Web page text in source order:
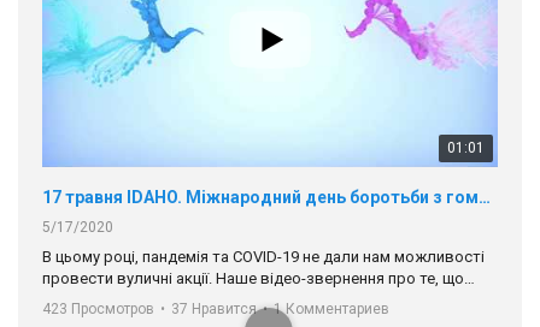
01:01
17 травня IDAHO. Міжнародний день боротьби з гомофобією трансфобією і біфобія.
5/17/2020
В цьому році, пандемія та COVІD-19 не дали нам можливості
провести вуличні акції. Наше відео-звернення про те, що
навіть коли ми у різних містах та не можемо зустрінеться, ми
разом. Ми закликаємо всіх хто поділяє цінності рівності та
423 Просмотров • 37 Нравится • 1 Комментариев